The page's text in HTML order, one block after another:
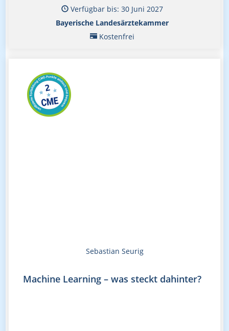
Verfügbar bis: 30 Juni 2027
Bayerische Landesärztekammer
Kostenfrei
Sebastian Seurig
Machine Learning – was steckt dahinter?